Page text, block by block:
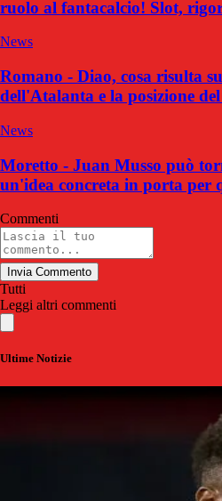
ruolo al fantacalcio! Slot,
News
Romano - Diao, cosa risulta
dell'Atalanta e la posizione
News
Moretto - Juan Musso può
un'idea concreta in porta per
Commenti
Invia Commento
Tutti
Leggi altri commenti
Ultime Notizie